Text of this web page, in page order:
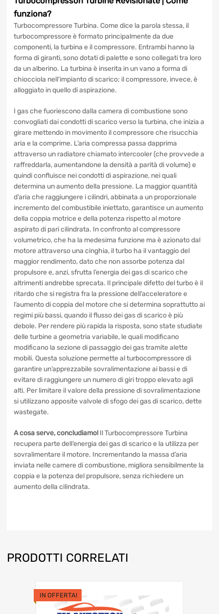
Turbocompressori Turbine Revisionate
| Come
funziona?
Turbocompressore Turbina. Come dice la parola stessa, il
turbocompressore è formato principalmente da due
componenti, la turbina e il compressore. Entrambi hanno la
forma di giranti, sono dotati di palette e sono collegati tra
loro da un alberino. La turbina è inserita in un vano a forma
invece, è alloggiato in quello di aspirazione.
I gas che fuoriescono dalla camera di combustione sono
convogliati dai condotti di scarico verso la turbina, che
inizia a girare mettendo in movimento il compressore che
risucchia aria e la comprime. L’aria compressa passa
dapprima attraverso un radiatore chiamato intercooler
(che provvede a raffreddarla, aumentandone la densità a
parità di volume) e quindi confluisce nei condotti di
aspirazione, nei quali determina un aumento della
pressione. La maggior quantità d’aria che raggiungere i
cilindri, abbinata a un proporzionale incremento del
combustibile iniettato, garantisce un aumento della coppia
motrice e della potenza rispetto al motore aspirato di pari
cilindrata. In confronto al compressore volumetrico, che ha
la medesima funzione ma è azionato dal motore attraverso
una cinghia, il turbo ha il vantaggio del maggior rendimento,
dato che non assorbe potenza dal propulsore e, anzi,
sfrutta l’energia dei gas di scarico che altrimenti andrebbe
sprecata. Il principale difetto del turbo è il ritardo che si
registra fra la pressione dell’acceleratore e l’aumento di
coppia del motore che si determina soprattutto ai regimi più
bassi, quando il flusso dei gas di scarico è più debole. Per
rendere più rapida la risposta, sono state studiate delle
turbine a geometria variabile, le quali modificano
modificano la sezione di passaggio dei gas tramite alette
mobili. Questa soluzione permette al turbocompressore di
garantire un’apprezzabile sovralimentazione ai bassi e di
evitare di raggiungere un numero di giri troppo elevato agli
sovralimentazione si utilizzano apposite valvole di sfogo dei
gas di scarico, dette wastegate.
A cosa serve, concludiamo!Il Turbocompressore Turbina
recupera parte dell’energia dei gas di scarico e la utilizza
per sovralimentare il motore. Incrementando la massa
PRODOTTI CORRELATI